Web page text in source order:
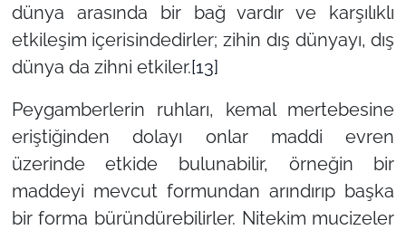
dünya arasında bir bağ vardır ve karşılıklı
etkileşim içerisindedirler; zihin dış dünyayı, dış
dünya da zihni etkiler.[13]
Peygamberlerin ruhları, kemal mertebesine
eriştiğinden dolayı onlar maddi evren
üzerinde etkide bulunabilir, örneğin bir
maddeyi mevcut formundan arındırıp başka
bir forma büründürebilirler. Nitekim mucizeler